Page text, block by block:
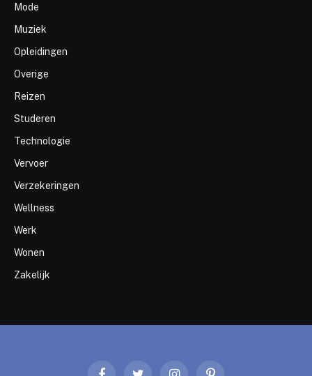
Mode
Muziek
Opleidingen
Overige
Reizen
Studeren
Technologie
Vervoer
Verzekeringen
Wellness
Werk
Wonen
Zakelijk